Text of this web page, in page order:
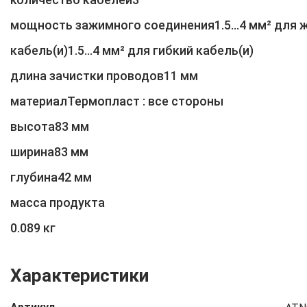
мощность зажимного соединения1.5...4 мм² для
кабель(и)1.5...4 мм² для гибкий кабель(и)
длина зачистки проводов11 мм
материалТермопласт : все стороны
высота83 мм
ширина83 мм
глубина42 мм
масса продукта
0.089 кг
Характеристики